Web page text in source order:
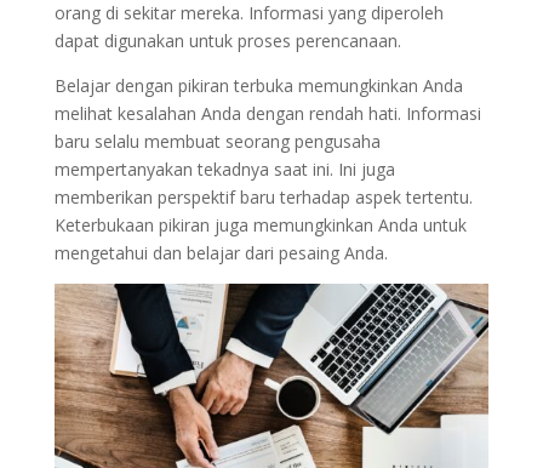
orang di sekitar mereka. Informasi yang diperoleh
dapat digunakan untuk proses perencanaan.
Belajar dengan pikiran terbuka memungkinkan Anda
melihat kesalahan Anda dengan rendah hati. Informasi
baru selalu membuat seorang pengusaha
mempertanyakan tekadnya saat ini. Ini juga
memberikan perspektif baru terhadap aspek tertentu.
Keterbukaan pikiran juga memungkinkan Anda untuk
mengetahui dan belajar dari pesaing Anda.